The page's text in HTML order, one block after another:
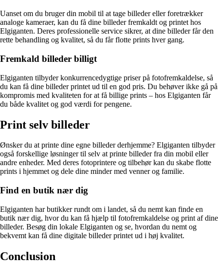
Uanset om du bruger din mobil til at tage billeder eller foretrækker
analoge kameraer, kan du få dine billeder fremkaldt og printet hos
Elgiganten. Deres professionelle service sikrer, at dine billeder får den
rette behandling og kvalitet, så du får flotte prints hver gang.
Fremkald billeder billigt
Elgiganten tilbyder konkurrencedygtige priser på fotofremkaldelse, så
du kan få dine billeder printet ud til en god pris. Du behøver ikke gå på
kompromis med kvaliteten for at få billige prints – hos Elgiganten får
du både kvalitet og god værdi for pengene.
Print selv billeder
Ønsker du at printe dine egne billeder derhjemme? Elgiganten tilbyder
også forskellige løsninger til selv at printe billeder fra din mobil eller
andre enheder. Med deres fotoprintere og tilbehør kan du skabe flotte
prints i hjemmet og dele dine minder med venner og familie.
Find en butik nær dig
Elgiganten har butikker rundt om i landet, så du nemt kan finde en
butik nær dig, hvor du kan få hjælp til fotofremkaldelse og print af dine
billeder. Besøg din lokale Elgiganten og se, hvordan du nemt og
bekvemt kan få dine digitale billeder printet ud i høj kvalitet.
Conclusion